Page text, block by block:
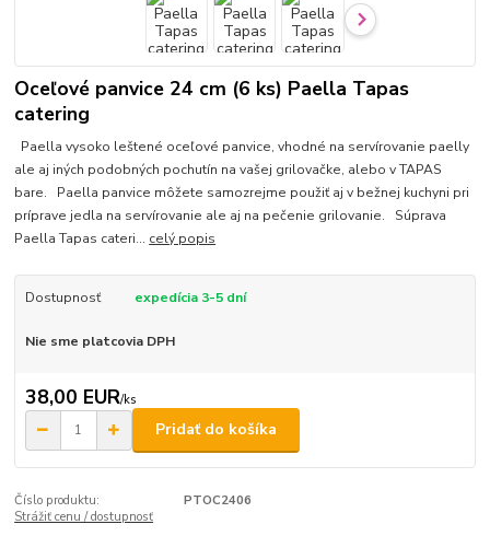
Oceľové panvice 24 cm (6 ks) Paella Tapas
catering
Paella vysoko leštené oceľové panvice, vhodné na servírovanie paelly
ale aj iných podobných pochutín na vašej grilovačke, alebo v TAPAS
bare. Paella panvice môžete samozrejme použiť aj v bežnej kuchyni pri
príprave jedla na servírovanie ale aj na pečenie grilovanie. Súprava
Paella Tapas cateri... celý popis
Dostupnosť expedícia 3-5 dní
Nie sme platcovia DPH
38,00 EUR/ks
Pridať do košíka
Číslo produktu:
PTOC2406
Strážiť cenu / dostupnosť